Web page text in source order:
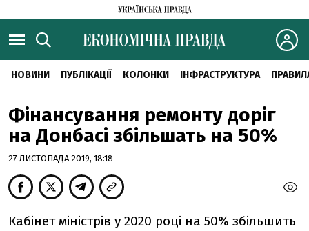
НОВИНИ ПУБЛІКАЦІЇ КОЛОНКИ ІНФРАСТРУКТУРА
Фінансування ремонту доріг
на Донбасі збільшать на 50%
27 ЛИСТОПАДА 2019, 18:18
Кабінет міністрів у 2020 році на 50% збільшить